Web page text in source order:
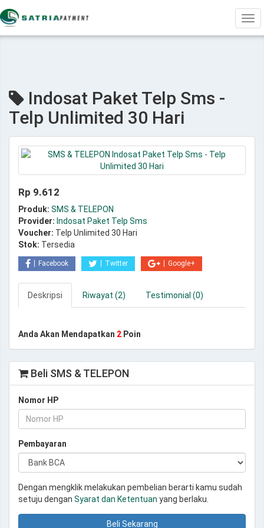
Indosat Paket Telp Sms -
Telp Unlimited 30 Hari
Rp 9.612
Produk: SMS & TELEPON
Provider: Indosat Paket Telp Sms
Voucher: Telp Unlimited 30 Hari
Stok: Tersedia
Facebook Twitter Google+
Deskripsi Riwayat (2) Testimonial (0)
Anda Akan Mendapatkan 2 Poin
Beli SMS & TELEPON
Nomor HP
Pembayaran
Dengan mengklik melakukan pembelian berarti kamu sudah
setuju dengan Syarat dan Ketentuan yang berlaku.
Beli Sekarang